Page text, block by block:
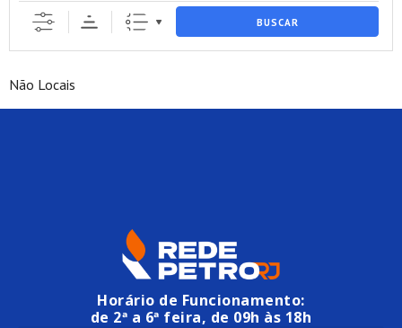
BUSCAR
Não Locais
Horário de Funcionamento:
de 2ª a 6ª feira, de 09h às 18h